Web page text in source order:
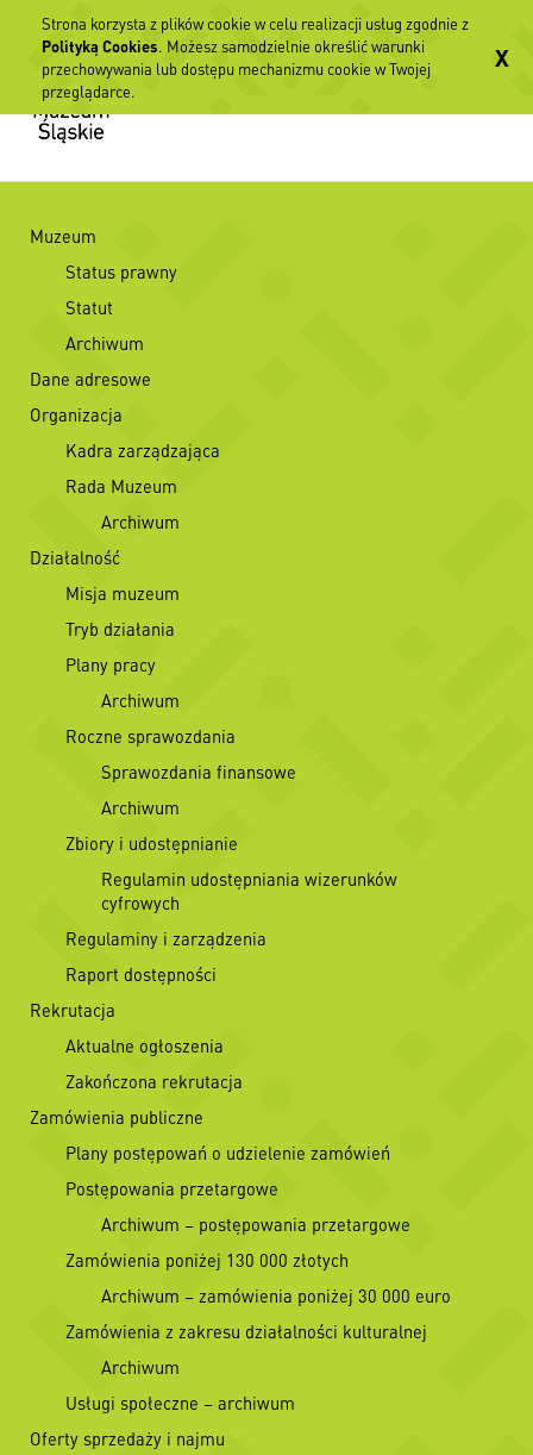
Muzeum
Status prawny
Statut
Archiwum
Dane adresowe
Organizacja
Kadra zarządzająca
Rada Muzeum
Archiwum
Działalność
Misja muzeum
Tryb działania
Plany pracy
Archiwum
Roczne sprawozdania
Sprawozdania finansowe
Archiwum
Zbiory i udostępnianie
Regulamin udostępniania wizerunków
cyfrowych
Regulaminy i zarządzenia
Raport dostępności
Rekrutacja
Aktualne ogłoszenia
Zakończona rekrutacja
Zamówienia publiczne
Plany postępowań o udzielenie zamówień
Postępowania przetargowe
Archiwum – postępowania przetargowe
Zamówienia poniżej 130 000 złotych
Archiwum – zamówienia poniżej 30 000 euro
Zamówienia z zakresu działalności kulturalnej
Archiwum
Usługi społeczne – archiwum
Oferty sprzedaży i najmu
Strona korzysta z plików cookie w celu realizacji usług zgodnie z
Polityką Cookies. Możesz samodzielnie określić warunki
przechowywania lub dostępu mechanizmu cookie w Twojej
przeglądarce.
X